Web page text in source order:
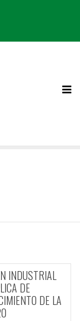
INDUSTRIAL
DE
DE LA